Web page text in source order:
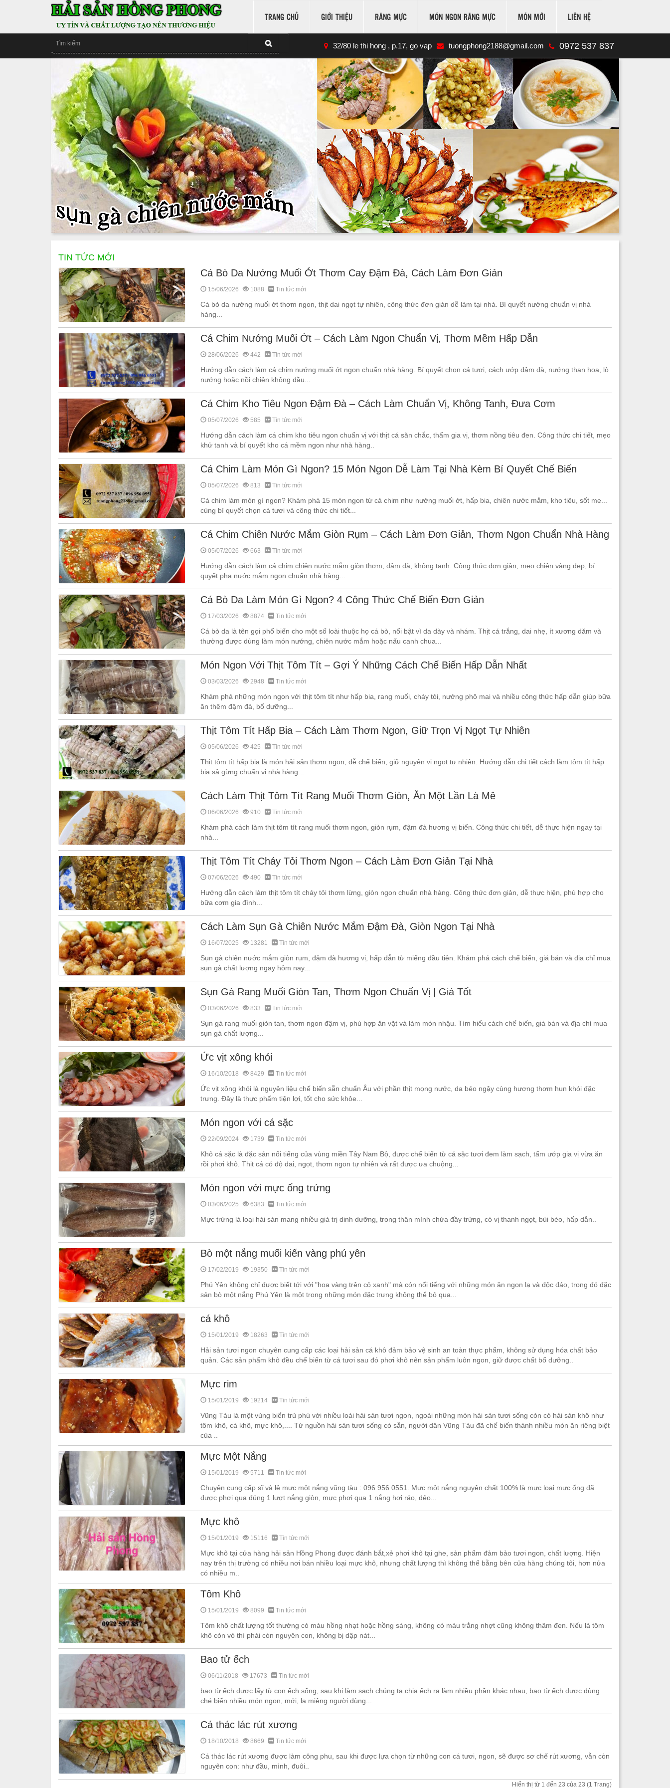
TRANG CHỦ GIỚI THIỆU RĂNG MỰC MÓN NGON RĂNG MỰC MÓN MỚI LIÊN HỆ
32/80 le thi hong , p.17, go vap tuongphong2188@gmail.com 0972 537 837
TIN TỨC MỚI
Cá Bò Da Nướng Muối Ớt Thơm Cay Đậm Đà, Cách Làm Đơn Giản
15/06/2026 1088 Tin tức mới
Cá bò da nướng muối ớt thơm ngon, thịt dai ngọt tự nhiên, công thức đơn giản dễ làm tại nhà. Bí quyết nướng chuẩn vị nhà
hàng...
Cá Chim Nướng Muối Ớt – Cách Làm Ngon Chuẩn Vị, Thơm Mềm Hấp Dẫn
28/06/2026 442 Tin tức mới
Hướng dẫn cách làm cá chim nướng muối ớt ngon chuẩn nhà hàng. Bí quyết chọn cá tươi, cách ướp đậm đà, nướng than hoa, lò
nướng hoặc nồi chiên không dầu...
Cá Chim Kho Tiêu Ngon Đậm Đà – Cách Làm Chuẩn Vị, Không Tanh, Đưa Cơm
05/07/2026 585 Tin tức mới
Hướng dẫn cách làm cá chim kho tiêu ngon chuẩn vị với thịt cá săn chắc, thấm gia vị, thơm nồng tiêu đen. Công thức chi tiết, mẹo
khử tanh và bí quyết kho cá mềm ngon như nhà hàng..
Cá Chim Làm Món Gì Ngon? 15 Món Ngon Dễ Làm Tại Nhà Kèm Bí Quyết Chế Biến
05/07/2026 813 Tin tức mới
Cá chim làm món gì ngon? Khám phá 15 món ngon từ cá chim như nướng muối ớt, hấp bia, chiên nước mắm, kho tiêu, sốt me...
cùng bí quyết chọn cá tươi và công thức chi tiết...
Cá Chim Chiên Nước Mắm Giòn Rụm – Cách Làm Đơn Giản, Thơm Ngon Chuẩn Nhà Hàng
05/07/2026 663 Tin tức mới
Hướng dẫn cách làm cá chim chiên nước mắm giòn thơm, đậm đà, không tanh. Công thức đơn giản, mẹo chiên vàng đẹp, bí
quyết pha nước mắm ngon chuẩn nhà hàng...
Cá Bò Da Làm Món Gì Ngon? 4 Công Thức Chế Biến Đơn Giản
17/03/2026 8874 Tin tức mới
Cá bò da là tên gọi phổ biến cho một số loài thuộc họ cá bò, nổi bật vì da dày và nhám. Thịt cá trắng, dai nhẹ, ít xương dăm và
thường được dùng làm món nướng, chiên nước mắm hoặc nấu canh chua...
Món Ngon Với Thịt Tôm Tít – Gợi Ý Những Cách Chế Biến Hấp Dẫn Nhất
03/03/2026 2948 Tin tức mới
Khám phá những món ngon với thịt tôm tít như hấp bia, rang muối, cháy tỏi, nướng phô mai và nhiều công thức hấp dẫn giúp bữa
ăn thêm đậm đà, bổ dưỡng...
Thịt Tôm Tít Hấp Bia – Cách Làm Thơm Ngon, Giữ Trọn Vị Ngọt Tự Nhiên
05/06/2026 425 Tin tức mới
Thịt tôm tít hấp bia là món hải sản thơm ngon, dễ chế biến, giữ nguyên vị ngọt tự nhiên. Hướng dẫn chi tiết cách làm tôm tít hấp
bia sả gừng chuẩn vị nhà hàng...
Cách Làm Thịt Tôm Tít Rang Muối Thơm Giòn, Ăn Một Lần Là Mê
06/06/2026 910 Tin tức mới
Khám phá cách làm thịt tôm tít rang muối thơm ngon, giòn rụm, đậm đà hương vị biển. Công thức chi tiết, dễ thực hiện ngay tại
nhà...
Thịt Tôm Tít Cháy Tỏi Thơm Ngon – Cách Làm Đơn Giản Tại Nhà
07/06/2026 490 Tin tức mới
Hướng dẫn cách làm thịt tôm tít cháy tỏi thơm lừng, giòn ngon chuẩn nhà hàng. Công thức đơn giản, dễ thực hiện, phù hợp cho
bữa cơm gia đình...
Cách Làm Sụn Gà Chiên Nước Mắm Đậm Đà, Giòn Ngon Tại Nhà
16/07/2025 13281 Tin tức mới
Sụn gà chiên nước mắm giòn rụm, đậm đà hương vị, hấp dẫn từ miếng đầu tiên. Khám phá cách chế biến, giá bán và địa chỉ mua
sụn gà chất lượng ngay hôm nay...
Sụn Gà Rang Muối Giòn Tan, Thơm Ngon Chuẩn Vị | Giá Tốt
03/06/2026 833 Tin tức mới
Sụn gà rang muối giòn tan, thơm ngon đậm vị, phù hợp ăn vặt và làm món nhậu. Tìm hiểu cách chế biến, giá bán và địa chỉ mua
sụn gà chất lượng...
Ức vịt xông khói
16/10/2018 8429 Tin tức mới
Ức vịt xông khói là nguyên liệu chế biến sẵn chuẩn Âu với phần thịt mọng nước, da béo ngậy cùng hương thơm hun khói đặc
trưng. Đây là thực phẩm tiện lợi, tốt cho sức khỏe...
Món ngon với cá sặc
22/09/2024 1739 Tin tức mới
Khô cá sặc là đặc sản nổi tiếng của vùng miền Tây Nam Bộ, được chế biến từ cá sặc tươi đem làm sạch, tẩm ướp gia vị vừa ăn
rồi phơi khô. Thịt cá có độ dai, ngọt, thơm ngon tự nhiên và rất được ưa chuộng...
Món ngon với mực ống trứng
03/06/2025 6383 Tin tức mới
Mực trứng là loại hải sản mang nhiều giá trị dinh dưỡng, trong thân mình chứa đầy trứng, có vị thanh ngọt, bùi béo, hấp dẫn..
Bò một nắng muối kiến vàng phú yên
17/02/2019 19350 Tin tức mới
Phú Yên không chỉ được biết tới với "hoa vàng trên cỏ xanh" mà cón nổi tiếng với những món ăn ngon lạ và độc đáo, trong đó đặc
sản bò một nắng Phú Yên là một trong những món đặc trưng không thể bỏ qua...
cá khô
15/01/2019 18263 Tin tức mới
Hải sản tươi ngon chuyên cung cấp các loại hải sản cá khô đảm bảo vệ sinh an toàn thực phẩm, không sử dụng hóa chất bảo
quản. Các sản phẩm khô đều chế biến từ cá tươi sau đó phơi khô nên sản phẩm luôn ngon, giữ được chất bổ dưỡng..
Mực rim
15/01/2019 19214 Tin tức mới
Vũng Tàu là một vùng biển trù phú với nhiều loài hải sản tươi ngon, ngoài những món hải sản tươi sống còn có hải sản khô như
tôm khô, cá khô, mực khô,.... Từ nguồn hải sản tươi sống có sẵn, người dân Vũng Tàu đã chế biến thành nhiều món ăn riêng biệt
của ..
Mực Một Nắng
15/01/2019 5711 Tin tức mới
Chuyên cung cấp sĩ và lẻ mực một nắng vũng tàu : 096 956 0551. Mực một nắng nguyên chất 100% là mực loại mực ống đã
được phơi qua đúng 1 lượt nắng giòn, mực phơi qua 1 nắng hơi ráo, dẻo...
Mực khô
15/01/2019 15116 Tin tức mới
Mực khô tại cửa hàng hải sản Hồng Phong được đánh bắt,xẻ phơi khô tại ghe, sản phẩm đảm bảo tươi ngon, chất lượng. Hiện
nay trên thị trường có nhiều nơi bán nhiều loại mực khô, nhưng chất lượng thì không thể bằng bên cửa hàng chúng tôi, hơn nửa
có nhiều m..
Tôm Khô
15/01/2019 8099 Tin tức mới
Tôm khô chất lượng tốt thường có màu hồng nhạt hoặc hồng sáng, không có màu trắng nhợt cũng không thâm đen. Nếu là tôm
khô còn vỏ thì phải còn nguyên con, không bị dập nát...
Bao tử ếch
06/11/2018 17673 Tin tức mới
bao từ ếch được lấy từ con ếch sống, sau khi làm sạch chúng ta chia ếch ra làm nhiều phần khác nhau, bao từ ếch được dùng
ché biến nhiều món ngon, mới, lạ miêng người dùng...
Cá thác lác rút xương
18/10/2018 8669 Tin tức mới
Cá thác lác rút xương được làm công phu, sau khi được lựa chọn từ những con cá tươi, ngon, sẽ được sơ chế rút xương, vẫn còn
nguyên con: như đầu, mình, đuôi..
Hiển thị từ 1 đến 23 của 23 (1 Trang)